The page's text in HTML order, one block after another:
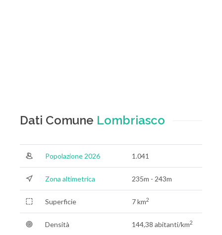
Dati Comune Lombriasco
Popolazione 2026 1.041
Zona altimetrica 235m - 243m
Superficie 7 km2
Densità 144,38 abitanti/km2